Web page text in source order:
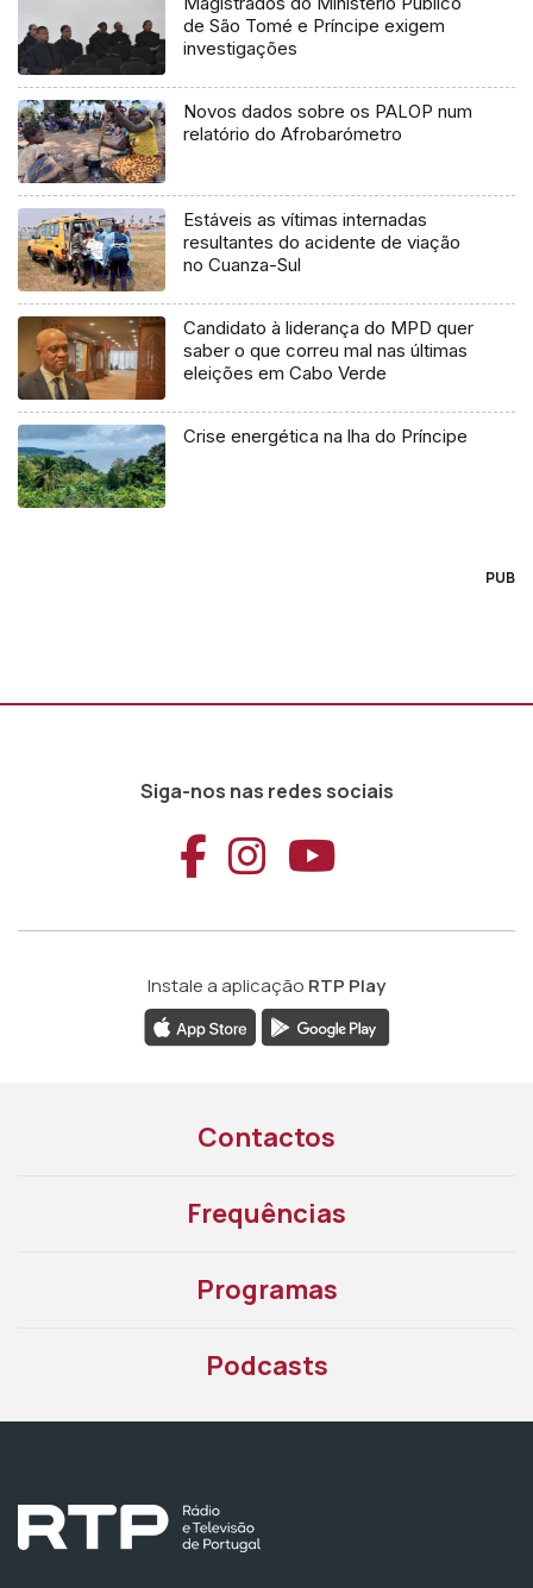
de São Tomé e Príncipe exigem
investigações
Novos dados sobre os PALOP num
relatório do Afrobarómetro
Estáveis as vítimas internadas
resultantes do acidente de viação
no Cuanza-Sul
Candidato à liderança do MPD quer
saber o que correu mal nas últimas
eleições em Cabo Verde
Crise energética na lha do Príncipe
PUB
Siga-nos nas redes sociais
Aceder ao
Aceder ao
Aceder
Instale a aplicação RTP Play
Contactos
Frequências
Programas
Podcasts